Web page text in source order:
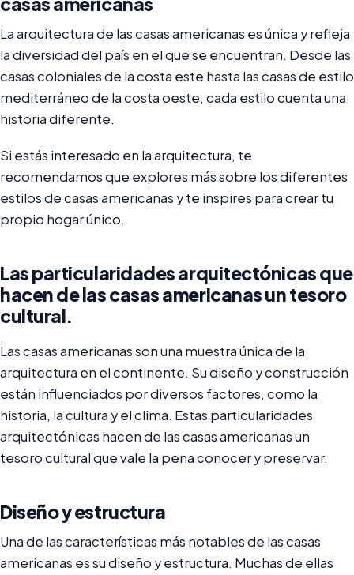
La arquitectura de las casas americanas es única y refleja
la diversidad del país en el que se encuentran. Desde las
casas coloniales de la costa este hasta las casas de estilo
mediterráneo de la costa oeste, cada estilo cuenta una
historia diferente.
Si estás interesado en la arquitectura, te
recomendamos que explores más sobre los diferentes
estilos de casas americanas y te inspires para crear tu
propio hogar único.
Las particularidades arquitectónicas que
hacen de las casas americanas un tesoro
cultural.
Las casas americanas son una muestra única de la
arquitectura en el continente. Su diseño y construcción
están influenciados por diversos factores, como la
historia, la cultura y el clima. Estas particularidades
arquitectónicas hacen de las casas americanas un
tesoro cultural que vale la pena conocer y preservar.
Diseño y estructura
Una de las características más notables de las casas
americanas es su diseño y estructura. Muchas de ellas